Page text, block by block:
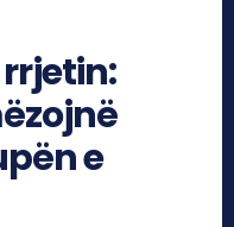
rrjetin:
e